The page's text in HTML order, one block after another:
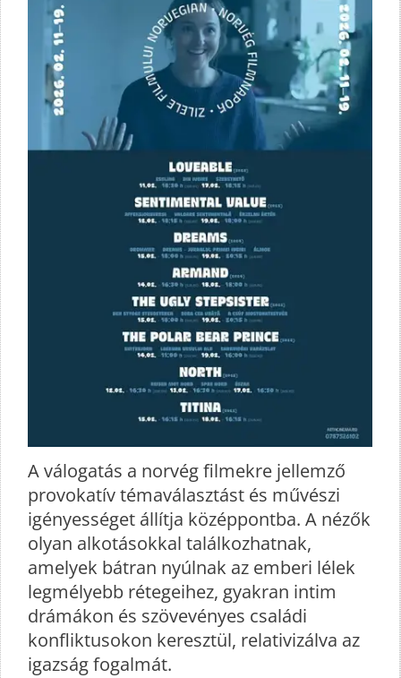
A válogatás a norvég filmekre jellemző
provokatív témaválasztást és művészi
igényességet állítja középpontba. A nézők
olyan alkotásokkal találkozhatnak,
amelyek bátran nyúlnak az emberi lélek
legmélyebb rétegeihez, gyakran intim
drámákon és szövevényes családi
konfliktusokon keresztül, relativizálva az
igazság fogalmát.